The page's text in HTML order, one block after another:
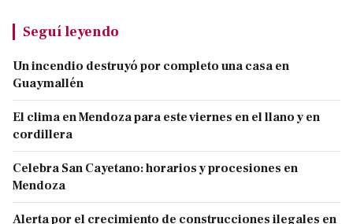
Seguí leyendo
Un incendio destruyó por completo una casa en
Guaymallén
El clima en Mendoza para este viernes en el llano y en
cordillera
Celebra San Cayetano: horarios y procesiones en
Mendoza
Alerta por el crecimiento de construcciones ilegales en